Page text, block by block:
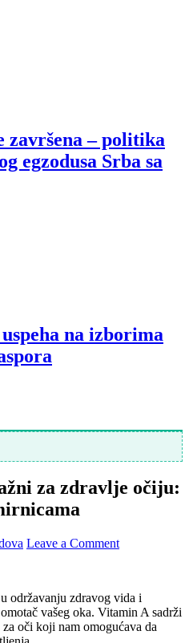
– politika
egzodusa Srba sa
na izborima
za zdravlje očiju:
Leave a Comment
održavanju zdravog vida i
vašeg oka. Vitamin A sadrži
oči koji nam omogućava da